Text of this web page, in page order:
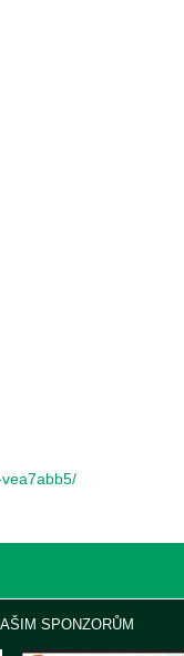
SPONZORŮM